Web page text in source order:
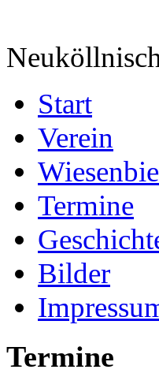
Start
Verein
Termine
Bilder
Termine